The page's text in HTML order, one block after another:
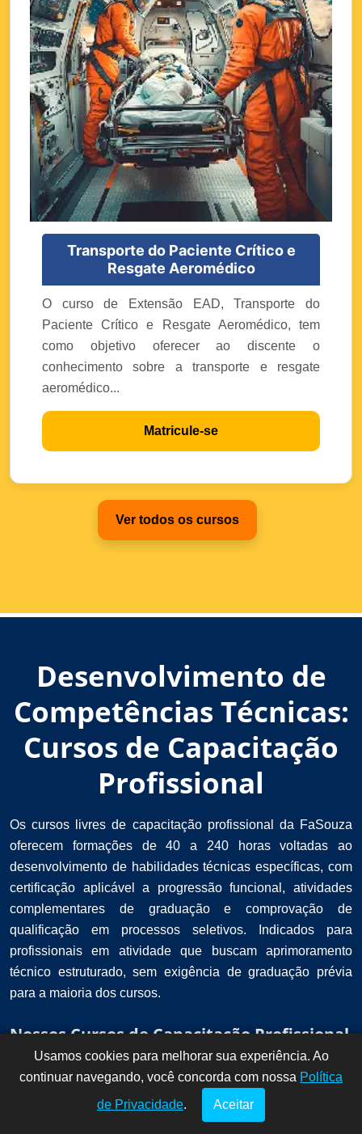
Transporte do Paciente Crítico e
Resgate Aeromédico
O curso de Extensão EAD, Transporte do
Paciente Crítico e Resgate Aeromédico, tem
como objetivo oferecer ao discente o
conhecimento sobre a transporte e resgate
aeromédico...
Matricule-se
Ver todos os cursos
Desenvolvimento de
Competências Técnicas:
Cursos de Capacitação
Profissional
Os cursos livres de capacitação profissional da FaSouza
oferecem formações de 40 a 240 horas voltadas ao
desenvolvimento de habilidades técnicas específicas, com
certificação aplicável a progressão funcional, atividades
complementares de graduação e comprovação de
qualificação em processos seletivos. Indicados para
profissionais em atividade que buscam aprimoramento
técnico estruturado, sem exigência de graduação prévia
para a maioria dos cursos.
Nossos Cursos de Capacitação Profissional
!
Dúvidas? Fale
conosco por
aqui!
Usamos cookies para melhorar sua experiência. Ao
continuar navegando, você concorda com nossa Política
de Privacidade. Aceitar